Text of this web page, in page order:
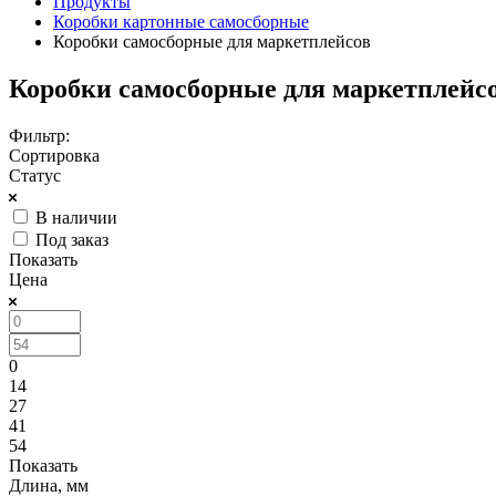
Коробки картонные самосборные
Коробки самосборные для маркетплейсов
Коробки самосборные для
Фильтр:
Сортировка
Статус
В наличии
Под заказ
Показать
Цена
0
14
27
41
54
Показать
Длина, мм